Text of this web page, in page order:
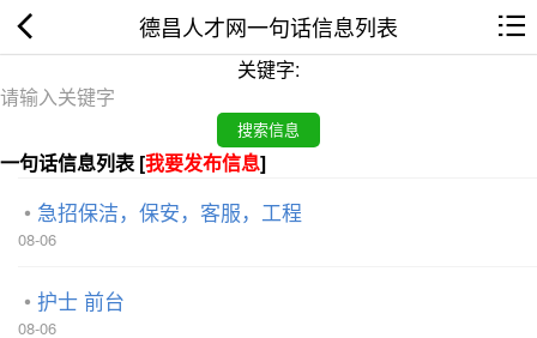
德昌人才网一句话信息列表
关键字:
一句话信息列表 [我要发布信息]
急招保洁，保安，客服，工程
08-06
护士 前台
08-06